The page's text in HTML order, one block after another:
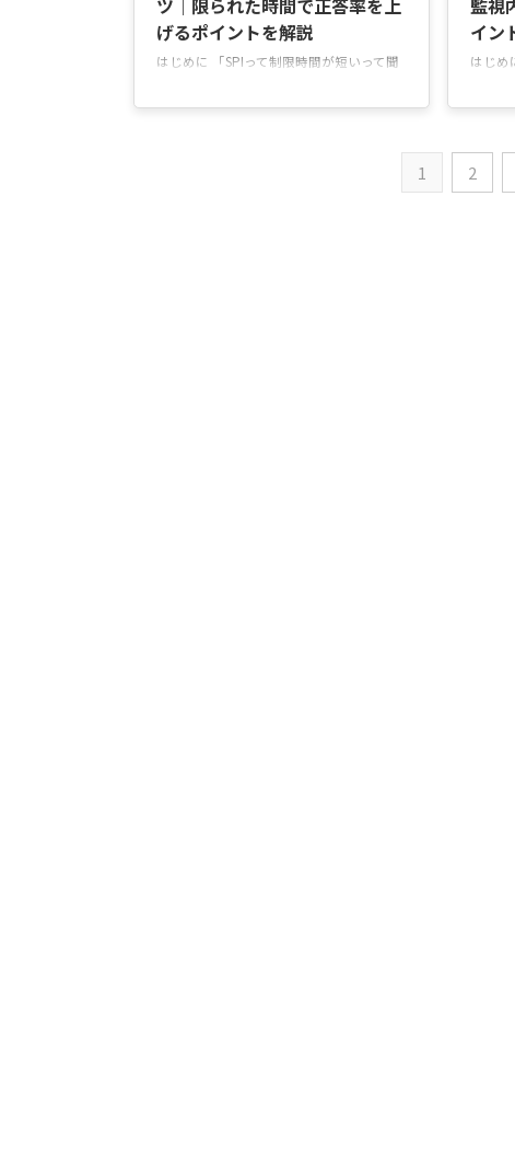
金・失業手当の流 ...
...
ツ｜限られた時間で正答率を上
げるポイントを解説
はじめに 「SPIって制限時間が短いって聞
わないの？」と不安になっていませんか。
い問題で悩んでいるうちに、時間だけ減っ
監視
イン
はじめ
の？」
り替え
けじゃ
の？」
1 2